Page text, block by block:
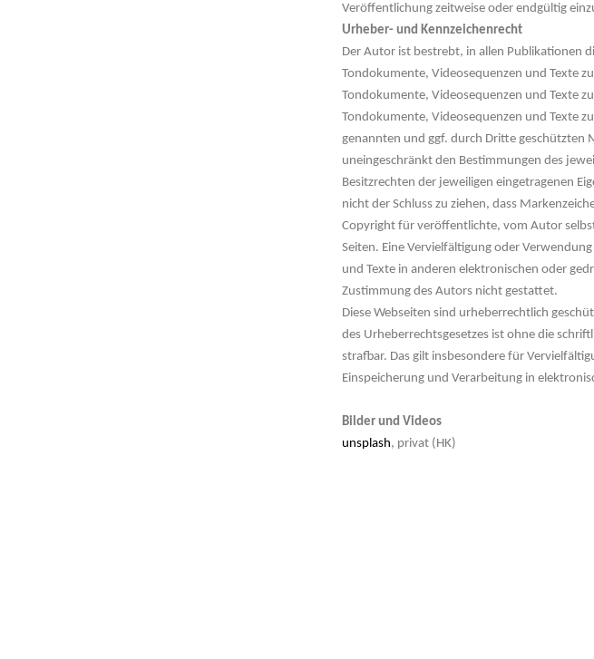
Veröffentlichung zeitweise oder endgültig
Urheber- und Kennzeichenrecht
Der Autor ist bestrebt, in allen Publikationen
Tondokumente, Videosequenzen und Texte
Tondokumente, Videosequenzen und Texte
Tondokumente, Videosequenzen und Texte
genannten und ggf. durch Dritte geschützten
uneingeschränkt den Bestimmungen des
Besitzrechten der jeweiligen eingetragenen
nicht der Schluss zu ziehen, dass
Copyright für veröffentlichte, vom Autor
Seiten. Eine Vervielfältigung oder
und Texte in anderen elektronischen oder
Zustimmung des Autors nicht gestattet.
Diese Webseiten sind urheberrechtlich
des Urheberrechtsgesetzes ist ohne die
strafbar. Das gilt insbesondere für
Einspeicherung und Verarbeitung in
Bilder und Videos
unsplash, privat (HK)